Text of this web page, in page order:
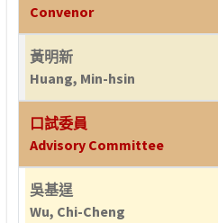
Convenor
黃明新
Huang, Min-hsin
口試委員
Advisory Committee
吳基逞
Wu, Chi-Cheng